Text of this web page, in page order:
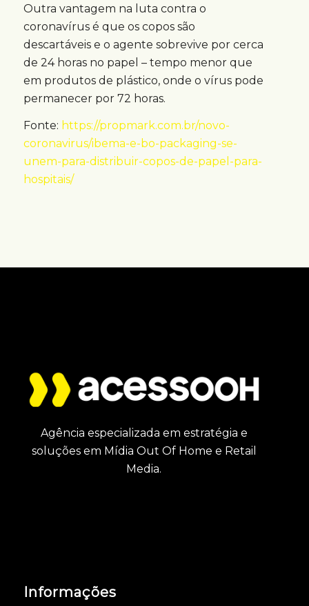
Outra vantagem na luta contra o
coronavírus é que os copos são
descartáveis e o agente sobrevive por cerca
de 24 horas no papel – tempo menor que
em produtos de plástico, onde o vírus pode
permanecer por 72 horas.
Fonte: https://propmark.com.br/novo-
coronavirus/ibema-e-bo-packaging-se-
unem-para-distribuir-copos-de-papel-para-
hospitais/
Agência especializada em estratégia e
soluções em Mídia Out Of Home e Retail
Media.
Informações